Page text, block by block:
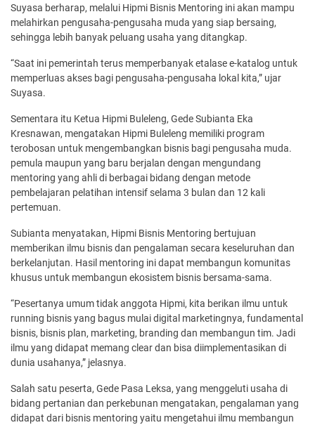
Suyasa berharap, melalui Hipmi Bisnis Mentoring ini akan mampu
melahirkan pengusaha-pengusaha muda yang siap bersaing,
sehingga lebih banyak peluang usaha yang ditangkap.
“Saat ini pemerintah terus memperbanyak etalase e-katalog untuk
memperluas akses bagi pengusaha-pengusaha lokal kita,” ujar
Suyasa.
Sementara itu Ketua Hipmi Buleleng, Gede Subianta Eka
Kresnawan, mengatakan Hipmi Buleleng memiliki program
terobosan untuk mengembangkan bisnis bagi pengusaha muda.
pemula maupun yang baru berjalan dengan mengundang
mentoring yang ahli di berbagai bidang dengan metode
pembelajaran pelatihan intensif selama 3 bulan dan 12 kali
pertemuan.
Subianta menyatakan, Hipmi Bisnis Mentoring bertujuan
memberikan ilmu bisnis dan pengalaman secara keseluruhan dan
berkelanjutan. Hasil mentoring ini dapat membangun komunitas
khusus untuk membangun ekosistem bisnis bersama-sama.
“Pesertanya umum tidak anggota Hipmi, kita berikan ilmu untuk
running bisnis yang bagus mulai digital marketingnya, fundamental
bisnis, bisnis plan, marketing, branding dan membangun tim. Jadi
ilmu yang didapat memang clear dan bisa diimplementasikan di
dunia usahanya,” jelasnya.
Salah satu peserta, Gede Pasa Leksa, yang menggeluti usaha di
bidang pertanian dan perkebunan mengatakan, pengalaman yang
didapat dari bisnis mentoring yaitu mengetahui ilmu membangun